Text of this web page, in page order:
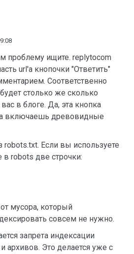
проблему ищите. replytocom
url'а кнопочки "Ответить"
Соответственно
столько же сколько
в блоге. Да, эта кнопка
включаешь древовидные
robots.txt. Если вы используете
в robots две строчки:
мусора, который
совсем не нужно.
запрета индексации
и архивов. Это делается уже с